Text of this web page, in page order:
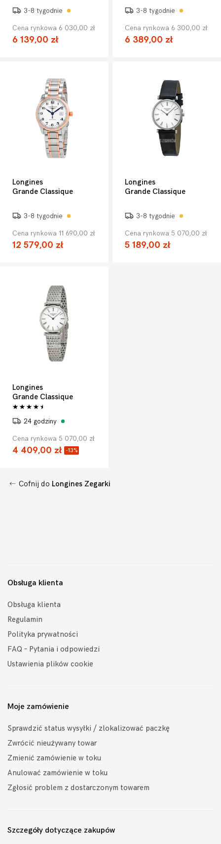
3-8 tygodnie
Cena rynkowa 6 030,00 zł
6 139,00 zł
3-8 tygodnie
Cena rynkowa 6 300,00 zł
6 389,00 zł
Longines
Grande Classique
3-8 tygodnie
Cena rynkowa 11 690,00 zł
12 579,00 zł
Longines
Grande Classique
3-8 tygodnie
Cena rynkowa 5 070,00 zł
5 189,00 zł
Longines
Grande Classique
24 godziny
Cena rynkowa 5 070,00 zł
4 409,00 zł -13%
Cofnij do Longines Zegarki
Obsługa klienta
Obsługa klienta
Regulamin
Polityka prywatności
FAQ – Pytania i odpowiedzi
Ustawienia plików cookie
Moje zamówienie
Sprawdzić status wysyłki / zlokalizować paczkę
Zwrócić nieużywany towar
Zmienić zamówienie w toku
Anulować zamówienie w toku
Zgłosić problem z dostarczonym towarem
Szczegóły dotyczące zakupów